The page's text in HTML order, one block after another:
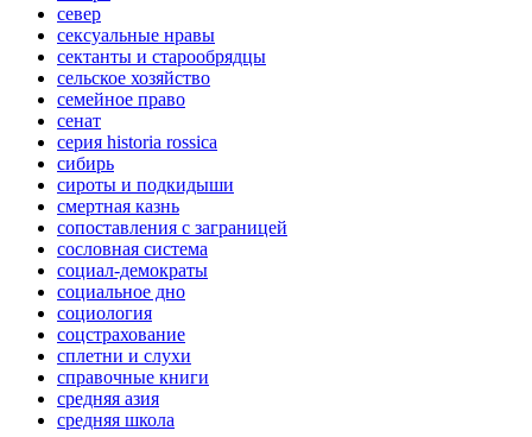
север
сексуальные нравы
сектанты и старообрядцы
сельское хозяйство
семейное право
сенат
серия historia rossica
сибирь
сироты и подкидыши
смертная казнь
сопоставления с заграницей
сословная система
социал-демократы
социальное дно
социология
соцстрахование
сплетни и слухи
справочные книги
средняя азия
средняя школа